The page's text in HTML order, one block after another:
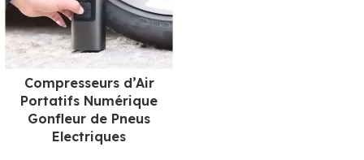
Compresseurs d’Air
Portatifs Numérique
Gonfleur de Pneus
Electriques